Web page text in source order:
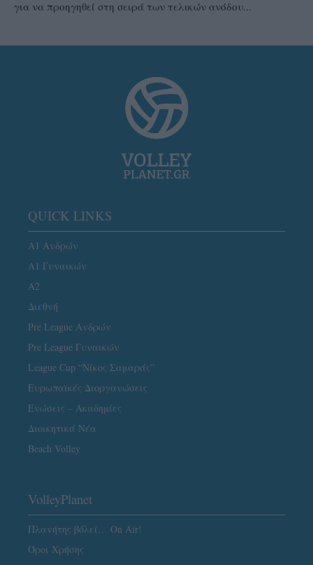
για να προηγηθεί στη σειρά των τελικών ανόδου...
QUICK LINKS
Α1 Ανδρών
Α1 Γυναικών
A2
Διεθνή
Pre League Ανδρών
Pre League Γυναικών
League Cup “Νίκος Σαμαράς”
Ευρωπαϊκές Διοργανώσεις
Ενώσεις – Ακαδημίες
Διοικητικά Νέα
Beach Volley
VolleyPlanet
Πλανήτης βόλεϊ… On Air!
Όροι Χρήσης